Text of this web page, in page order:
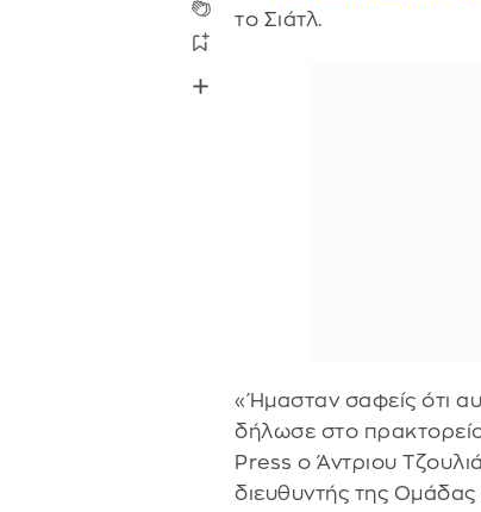
το Σιάτλ.
«Ήμασταν σαφείς ότι
δήλωσε στο
Press ο Άντριου
διευθυντής της Ομάδας